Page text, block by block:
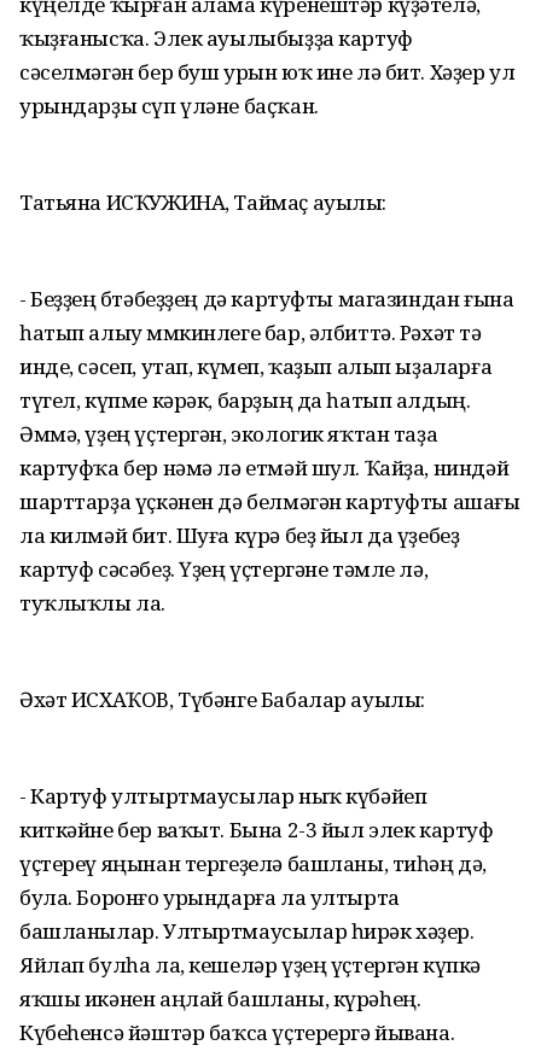
ҡыҙғанысҡа. Элек ауылыбыҙҙа картуф
сәселмәгән бер буш урын юҡ ине лә бит. Хәҙер ул
урындарҙы сүп үләне баҫҡан.
Татьяна ИСҠУЖИНА, Таймаҫ ауылы:
- Беҙҙең бөтәбеҙҙең дә картуфты магазиндан ғына
һатып алыу мөмкинлеге бар, әлбиттә. Рәхәт тә
инде, сәсеп, утап, күмеп, ҡаҙып алып ыҙаларға
түгел, күпме кәрәк, барҙың да һатып алдың.
Әммә, үҙең үҫтергән, экологик яҡтан таҙа
картуфҡа бер нәмә лә етмәй шул. Ҡайҙа, ниндәй
шарттарҙа үҫкәнен дә белмәгән картуфты ашағы
ла килмәй бит. Шуға күрә беҙ йыл да үҙебеҙ
картуф сәсәбеҙ. Үҙең үҫтергәне тәмле лә,
туҡлыҡлы ла.
Әхәт ИСХАҠОВ, Түбәнге Бабалар ауылы:
- Картуф ултыртмаусылар ныҡ күбәйеп
киткәйне бер ваҡыт. Бына 2-3 йыл элек картуф
үҫтереү яңынан тергеҙелә башланы, тиһәң дә,
була. Боронғо урындарға ла ултырта
башланылар. Ултыртмаусылар һирәк хәҙер.
Яйлап булһа ла, кешеләр үҙең үҫтергән күпкә
яҡшы икәнен аңлай башланы, күрәһең.
Күбеһенсә йәштәр баҡса үҫтерергә йывана.